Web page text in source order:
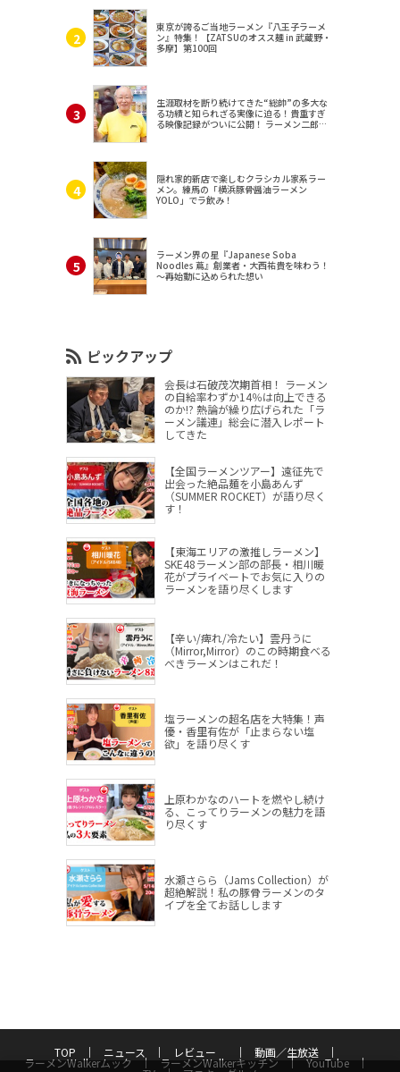
東京が誇るご当地ラーメン『八王子ラーメ
ン』特集！【ZATSUのオスス麺 in 武蔵野・
多摩】第100回
生涯取材を断り続けてきた“総帥”の多大な
る功績と知られざる実像に迫る！貴重すぎ
る映像記録がついに公開！ ラーメン二郎
隠れ家的新店で楽しむクラシカル家系ラー
メン。練馬の「横浜豚骨醤油ラーメン
YOLO」でラ飲み！
ラーメン界の星『Japanese Soba
Noodles 蔦』創業者・大西祐貴を味わう！
～再始動に込められた想い
ピックアップ
会長は石破茂次期首相！ ラーメン
の自給率わずか14％は向上できる
のか!? 熱論が繰り広げられた「ラ
ーメン議連」総会に潜入レポート
してきた
【全国ラーメンツアー】遠征先で
出会った絶品麺を小島あんず
（SUMMER ROCKET）が語り尽く
す！
【東海エリアの激推しラーメン】
SKE48ラーメン部の部長・相川暖
花がプライベートでお気に入りの
ラーメンを語り尽くします
【辛い/痺れ/冷たい】雲丹うに
（Mirror,Mirror）のこの時期食べる
べきラーメンはこれだ！
塩ラーメンの超名店を大特集！声
優・香里有佐が「止まらない塩
欲」を語り尽くす
上原わかなのハートを燃やし続け
る、こってりラーメンの魅力を語
り尽くす
水瀬さらら（Jams Collection）が
超絶解説！私の豚骨ラーメンのタ
イプを全てお話しします
TOP ニュース レビュー 動画／生放送
ラーメンWalkerムック ラーメンWalkerキッチン YouTube